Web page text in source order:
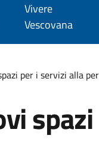
Vivere
Vescovana
per i servizi alla